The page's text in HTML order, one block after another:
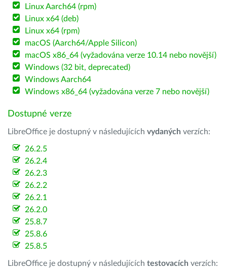
Linux Aarch64 (rpm)
Linux x64 (deb)
Linux x64 (rpm)
macOS (Aarch64/Apple Silicon)
macOS x86_64 (vyžadována verze 10.14 nebo novější)
Windows (32 bit, deprecated)
Windows Aarch64
Windows x86_64 (vyžadována verze 7 nebo novější)
Dostupné verze
LibreOffice je dostupný v následujících vydaných verzích:
26.2.5
26.2.4
26.2.3
26.2.2
26.2.1
26.2.0
25.8.7
25.8.6
25.8.5
LibreOffice je dostupný v následujících testovacích verzích: